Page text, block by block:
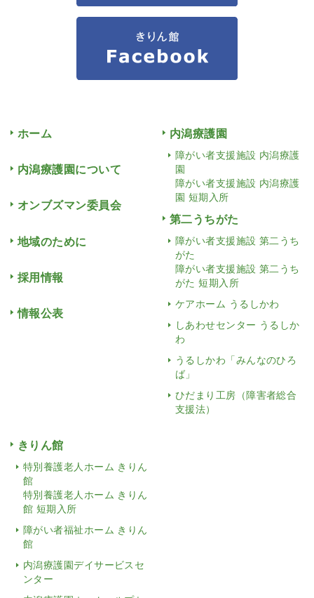
ホーム
内潟療護園について
オンブズマン委員会
地域のために
採用情報
情報公表
内潟療護園
障がい者支援施設 内潟療護
園
障がい者支援施設 内潟療護
園 短期入所
第二うちがた
障がい者支援施設 第二うち
がた
障がい者支援施設 第二うち
がた 短期入所
ケアホーム うるしかわ
しあわせセンター うるしか
わ
うるしかわ「みんなのひろ
ば」
ひだまり工房（障害者総合
支援法）
きりん館
特別養護老人ホーム きりん
館
特別養護老人ホーム きりん
館 短期入所
障がい者福祉ホーム きりん
館
内潟療護園デイサービスセ
ンター